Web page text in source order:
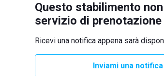
Questo stabilimento
servizio di prenotazione
Ricevi una notifica appena sarà
Inviami una notifica